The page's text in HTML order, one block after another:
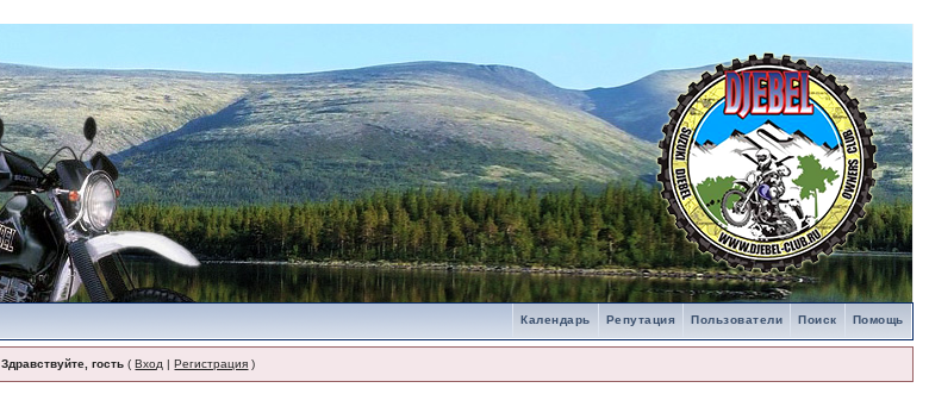
Помощь
Поиск
Пользователи
Репутация
Календарь
Здравствуйте, гость (Вход |Регистрация )